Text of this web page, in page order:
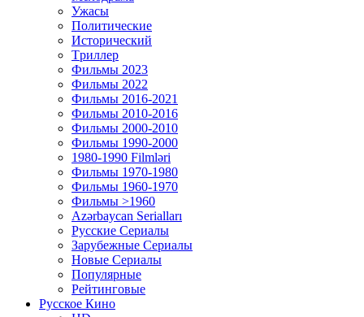
Ужасы
Политические
Исторический
Tриллер
Фильмы 2023
Фильмы 2022
Фильмы 2016-2021
Фильмы 2010-2016
Фильмы 2000-2010
Фильмы 1990-2000
1980-1990 Filmləri
Фильмы 1970-1980
Фильмы 1960-1970
Фильмы >1960
Azərbaycan Serialları
Русские Сериалы
Зарубежные Сериалы
Новые Сериалы
Популярные
Рейтинговые
Русское Кино